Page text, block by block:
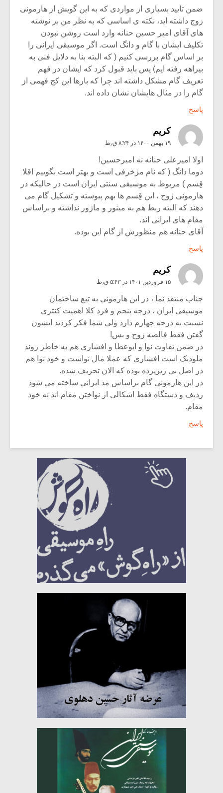
ضمن تایید بسیاری از مواردی که به این گویش از هارمونی
زوج داشته اید، نکته ی اساسی که به نظر من بر نوشته
های آقای امیر حسین حنانه وارد است روشن نبودن
تکلیف ایشان با گام و دانگ است. اگر موسیقی ایرانی را
بر اساس گام بررسی کنیم ( که البته بنا به دلایل فنی به
بیراهه رفته ایم) پس باید قبول کرد که ایشان در فهم
تعریف گام مشکل داشته اند چرا که بارها این کج فهمی از
گام را در مثال هایشان نشان داده اند.
پاسخ
کریم
۱۹ بهمن ۱۴۰۰ در ۸:۲۴ ق٫ظ
اولا امیرعلی حنانه نه امیرحسین!
دوما دانگ ( که نام مزخرفی است و بهتر است بگوییم اقلا
قِسم ) مربوط به موسیقی سنتی ایران است در حالیکه در
هارمونی زوج ، این قِسم ها بهم پیوسته و تشکیل گام می
دهند که البته ربط هم به مینور و ماژور نداشته و براساس
مقام های ایرانی اند.
آقای حنانه هم منظورش از گام این بوده.
پاسخ
کریم
۱۵ فروردین ۱۴۰۱ در ۵:۴۳ ق٫ظ
جناب منتقد نما ، در این هارمونی به تبع ساختمان
موسیقی ایران ، درجه پنجم و فرد کلا اهمیت کنتری
نسبت به درجه چهارم دارد ولی شما فکر کردید ایشون
گفتن فقط فالصه زوج و بس!
در ضمن تفاوت نوا و ابوعطا و افشاری هم به خاطر روند
ملودیک است افشاری که عملا مال نواست و خود نوا هم
در اصل بی ریزپرده بوده که الان تحریف شده.
در این هارمونی گام براساس مد ایرانی ساخته می شود
ردیف و دستگاه فقط اشکالی از نواختن مقام اند نه خود
مقام.
پاسخ